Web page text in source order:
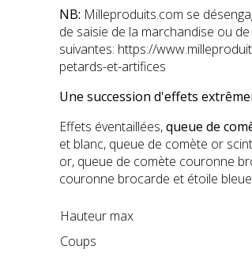
NB: Milleproduits.com se
de saisie de la marchandise ou
suivantes: https://
petards-et-artifices
Une succession d'effets
Effets éventaillées,queue de
et blanc, queue de comète or
or, queue de comète couronne
couronne brocarde et étoile
Hauteur max
Coups